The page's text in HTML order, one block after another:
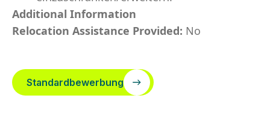
Additional Information
Relocation Assistance Provided: No
Standardbewerbung